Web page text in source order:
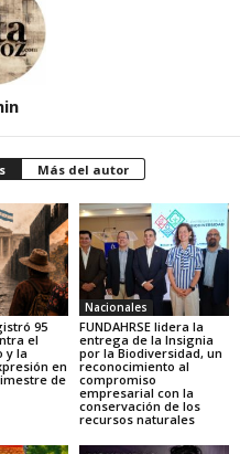
Más del autor
95
el
y la
en
de
Nacionales
FUNDAHRSE lidera la
entrega de la Insignia
por la Biodiversidad, un
reconocimiento al
compromiso
empresarial con la
conservación de los
recursos naturales